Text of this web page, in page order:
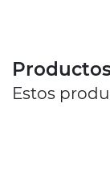
Estos